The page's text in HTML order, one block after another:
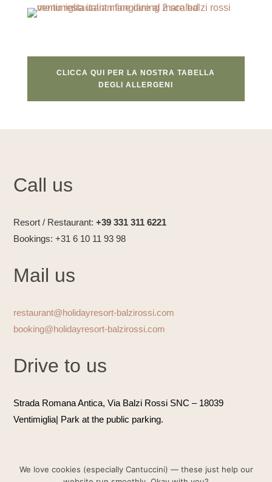
CLICCA QUI PER LA NOSTRA TABELLA
DEGLI ALLERGENI
Call us
Resort / Restaurant:+39 331 311 6221
Bookings: +31 6 10 11 93 98
Mail us
restaurant@holidayresort-balzirossi.com
booking@holidayresort-balzirossi.com
Drive to us
Strada Romana Antica, Via Balzi Rossi SNC – 18039
Ventimiglia| Park at the public parking.
We love cookies (especially Cantuccini) — these just help our